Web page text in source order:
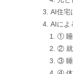
AI住宅
AIによ
① 睡
② 就
③ 睡